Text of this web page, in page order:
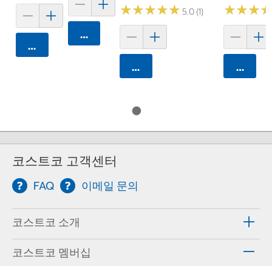
카트에 담기
카트에 담기
★★★★★
★★★★★ 5.0 (1)
카트에 담기
★★★
★★★
카트에
코스트코 고객센터
FAQ 이메일 문의
코스트코 소개
코스트코 멤버십